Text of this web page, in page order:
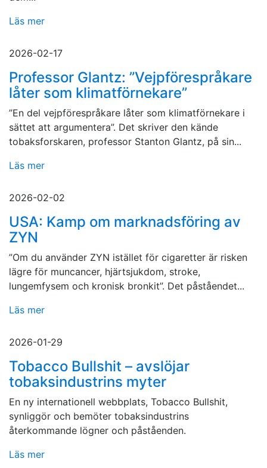
Läs mer
2026-02-17
Professor Glantz: ”Vejpförespråkare
låter som klimatförnekare”
”En del vejpförespråkare låter som klimatförnekare i
sättet att argumentera”. Det skriver den kände
tobaksforskaren, professor Stanton Glantz, på sin...
Läs mer
2026-02-02
USA: Kamp om marknadsföring av
ZYN
”Om du använder ZYN istället för cigaretter är risken
lägre för muncancer, hjärtsjukdom, stroke,
lungemfysem och kronisk bronkit”. Det påståendet...
Läs mer
2026-01-29
Tobacco Bullshit – avslöjar
tobaksindustrins myter
En ny internationell webbplats, Tobacco Bullshit,
synliggör och bemöter tobaksindustrins
återkommande lögner och påståenden.
Läs mer